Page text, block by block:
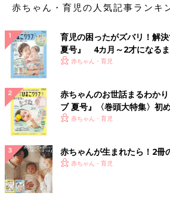
赤ちゃん・育児の人気記事ランキ
育児の困ったがズバリ！解
夏号』 4カ月～2才になる
いっぱい！
赤ちゃん・育児
赤ちゃんのお世話まるわか
ブ 夏号』〈巻頭大特集〉初
く！ おっぱい・ミルクの基
赤ちゃん・育児
赤ちゃんが生まれたら！2冊
赤ちゃん・育児